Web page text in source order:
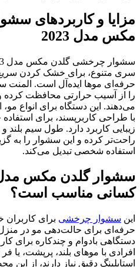
مزایا و کاربردهای
مکس مدل 2023
سری متنوع، برای خشک کردن
را از آسیب حرارتی محافظت کرده و
می‌دهند. این دستگاه برای انواع
با طراحی کاربرپسند، برای
راحت‌تر کرده و این سشوار را به
استفاده شخصی تبدیل می‌کند.
کسانی مناسب است؟
این سشوار چرخشی برای کاربران
حرفه‌ای برای حالت‌دهی مو در منزل
دستگاهی بادوام و چندکاره برای
افرادی با موهای بلند، پرپشت،
استایلینگ دقیق نیاز دارند، از